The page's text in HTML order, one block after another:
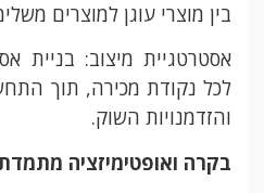
בין מוצרי עוגן למוצרים
אסטרטגיית מיצוב: בניית
לכל נקודת מכירה, תוך
והזדמנויות השוק.
בקרה ואופטימיזציה